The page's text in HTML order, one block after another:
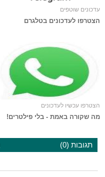
עדכונים שוטפים
הצטרפו לעדכונים בטלגרם
הצטרפו עכשיו לעדכונים
מה שקורה באמת - בלי פילטרים!
תגובות (0)